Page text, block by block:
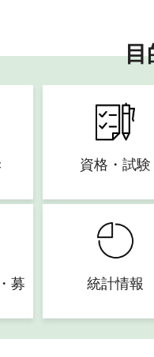
目
資格・試験
募
統計情報